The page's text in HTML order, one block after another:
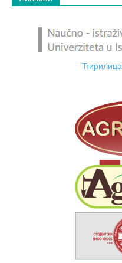
Ћирилица